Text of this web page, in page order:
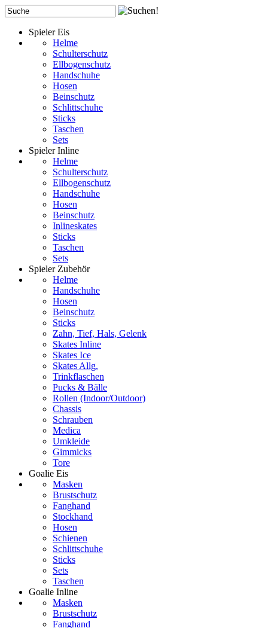
Spieler Eis
Helme
Schulterschutz
Ellbogenschutz
Handschuhe
Hosen
Beinschutz
Schlittschuhe
Sticks
Taschen
Sets
Spieler Inline
Helme
Schulterschutz
Ellbogenschutz
Handschuhe
Hosen
Beinschutz
Inlineskates
Sticks
Taschen
Sets
Spieler Zubehör
Helme
Handschuhe
Hosen
Beinschutz
Sticks
Zahn, Tief, Hals, Gelenk
Skates Inline
Skates Ice
Skates Allg.
Trinkflaschen
Pucks & Bälle
Rollen (Indoor/Outdoor)
Chassis
Schrauben
Medica
Umkleide
Gimmicks
Tore
Goalie Eis
Masken
Brustschutz
Fanghand
Stockhand
Hosen
Schienen
Schlittschuhe
Sticks
Sets
Taschen
Goalie Inline
Masken
Brustschutz
Fanghand